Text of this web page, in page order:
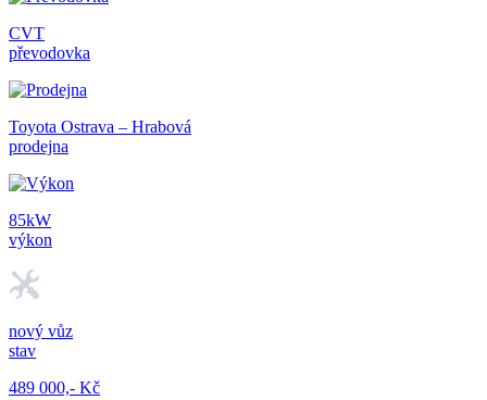
CVT
převodovka
Toyota Ostrava – Hrabová
prodejna
85kW
výkon
nový vůz
stav
489 000,- Kč